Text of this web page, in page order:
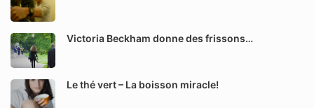
Victoria Beckham donne des frissons…
Le thé vert – La boisson miracle!